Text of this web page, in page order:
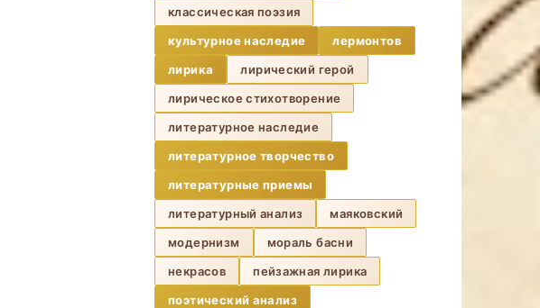
классическая поэзия
культурное наследие
лермонтов
лирика
лирический герой
лирическое стихотворение
литературное наследие
литературное творчество
литературные приемы
литературный анализ
маяковский
модернизм
мораль басни
некрасов
пейзажная лирика
поэтический анализ